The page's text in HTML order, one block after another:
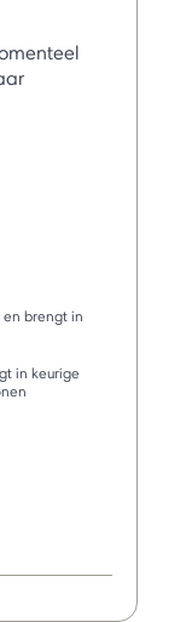
en brengt in
in keurige